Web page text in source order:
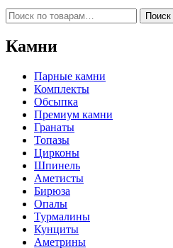
Искать:
Поиск
Камни
Парные камни
Комплекты
Обсыпка
Премиум камни
Гранаты
Топазы
Цирконы
Шпинель
Аметисты
Бирюза
Опалы
Турмалины
Кунциты
Аметрины